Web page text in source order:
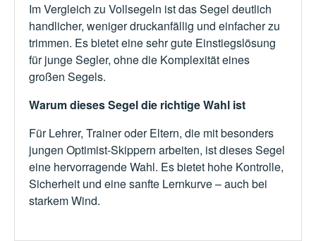
Im Vergleich zu Vollsegeln ist das Segel deutlich
handlicher, weniger druckanfällig und einfacher zu
trimmen. Es bietet eine sehr gute Einstiegslösung
für junge Segler, ohne die Komplexität eines
großen Segels.
Warum dieses Segel die richtige Wahl ist
Für Lehrer, Trainer oder Eltern, die mit besonders
jungen Optimist-Skippern arbeiten, ist dieses Segel
eine hervorragende Wahl. Es bietet hohe Kontrolle,
Sicherheit und eine sanfte Lernkurve – auch bei
starkem Wind.